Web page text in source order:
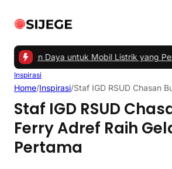
Daya untuk Mobil Listrik yang
Inspirasi
Home/Inspirasi/Staf IGD RSUD Chasan
Staf IGD RSUD
Ferry Adref Raih
Pertama